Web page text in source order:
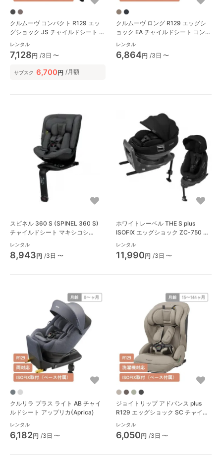
クルムーヴ コンパクト R129 エッ
グショック JS チャイルドシート コ
ンビ(Combi)
レンタル
7,128円 /3日 〜
サブスク 6,700円 /月額
クルムーヴ ロング R129 エッグシ
ョック EA チャイルドシート コンビ
(Combi)
レンタル
6,864円 /3日 〜
スピネル 360 S (SPINEL 360 S)
チャイルドシート マキシコシ
(Maxi-Cosi)
レンタル
8,943円 /3日 〜
ホワイトレーベル THE S plus
ISOFIX エッグショック ZC-750 チ
ャイルドシート コンビ(Combi)
レンタル
11,990円 /3日 〜
クルリラ プラス ライト AB チャイ
ルドシート アップリカ(Aprica)
レンタル
6,182円 /3日 〜
ジョイトリップ アドバンス plus
R129 エッグショック SC チャイル
ドシート コンビ(Combi)
レンタル
6,050円 /3日 〜